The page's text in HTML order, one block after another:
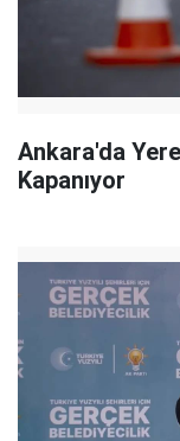
Ankara'da
Kapanıyor